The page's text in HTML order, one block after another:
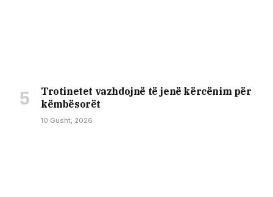
Trotinetet vazhdojnë të jenë kërcënim për
këmbësorët
10 Gusht, 2026